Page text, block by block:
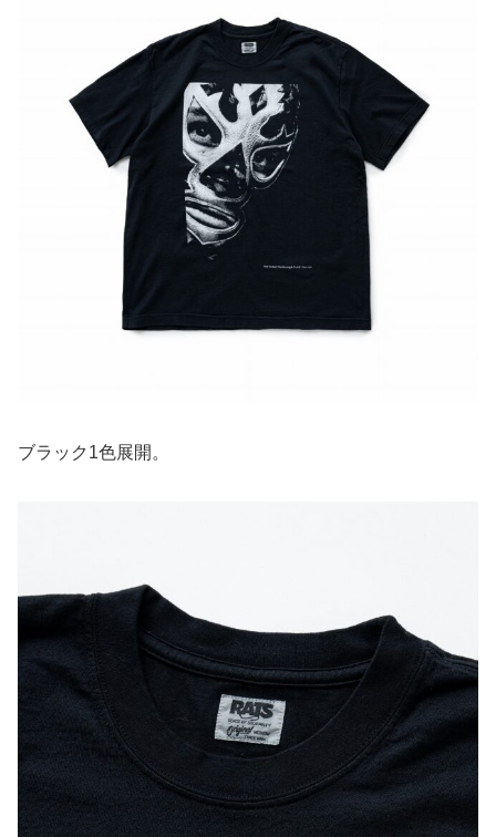
ブラック1色展開。